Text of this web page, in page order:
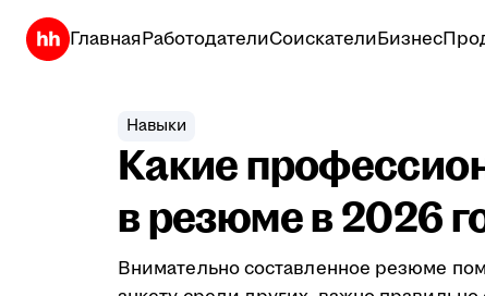
ГлавнаяРаботодателиСоискателиБизнес
Навыки
Какие
в резюме в 2026
Внимательно составленное резюме